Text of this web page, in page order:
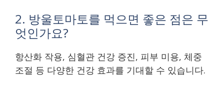
2. 방울토마토를 먹으면 좋은 점은 무
엇인가요?
항산화 작용, 심혈관 건강 증진, 피부 미용, 체중
조절 등 다양한 건강 효과를 기대할 수 있습니다.